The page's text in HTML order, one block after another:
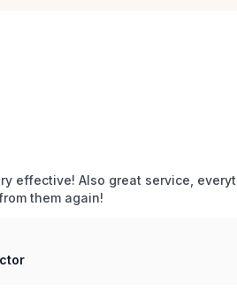
effective! Also great service,
them again!